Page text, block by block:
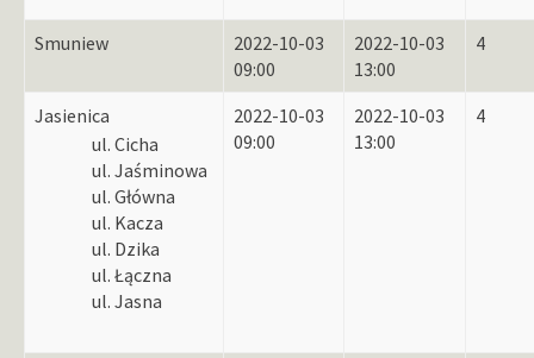
Smuniew
2022-10-03
09:00
2022-10-03
13:00
4
Jasienica
ul. Cicha
ul. Jaśminowa
ul. Główna
ul. Kacza
ul. Dzika
ul. Łączna
ul. Jasna
2022-10-03
09:00
2022-10-03
13:00
4